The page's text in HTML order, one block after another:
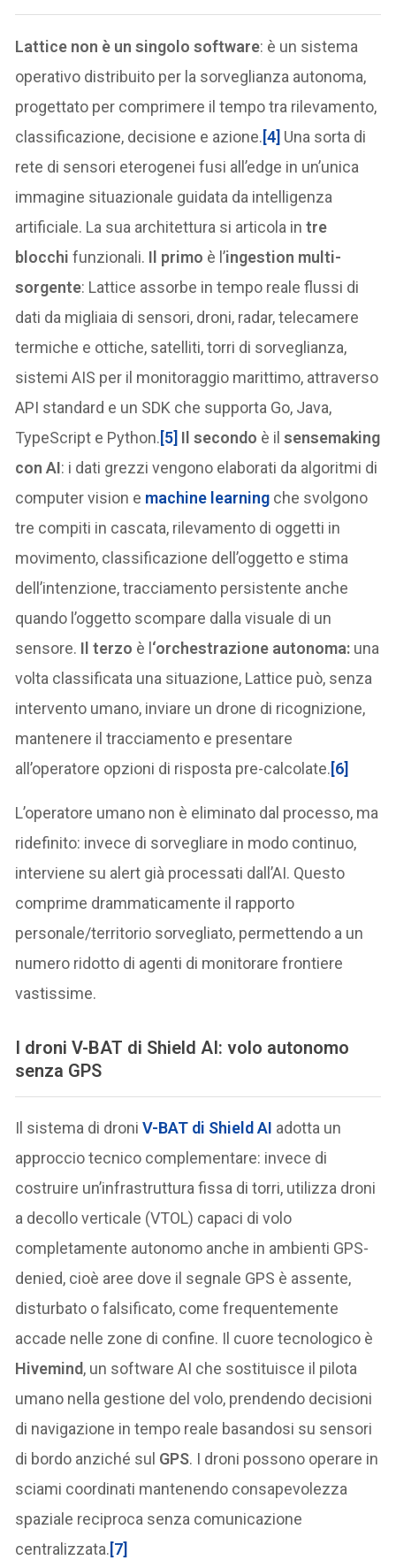
Lattice non è un singolo software: è un sistema
operativo distribuito per la sorveglianza autonoma,
progettato per comprimere il tempo tra rilevamento,
classificazione, decisione e azione.[4] Una sorta di
rete di sensori eterogenei fusi all’edge in un’unica
immagine situazionale guidata da intelligenza
artificiale. La sua architettura si articola intre
blocchi funzionali. Il primo è l’ingestion multi-
sorgente: Lattice assorbe in tempo reale flussi di
dati da migliaia di sensori, droni, radar, telecamere
termiche e ottiche, satelliti, torri di sorveglianza,
sistemi AIS per il monitoraggio marittimo, attraverso
API standard e un SDK che supporta Go, Java,
TypeScript e Python.[5] Il secondo è il sensemaking
con AI: i dati grezzi vengono elaborati da algoritmi di
computer vision e machine learning che svolgono
tre compiti in cascata, rilevamento di oggetti in
movimento, classificazione dell’oggetto e stima
dell’intenzione, tracciamento persistente anche
quando l’oggetto scompare dalla visuale di un
sensore. Il terzo è l‘orchestrazione autonoma: una
volta classificata una situazione, Lattice può, senza
intervento umano, inviare un drone di ricognizione,
mantenere il tracciamento e presentare
all’operatore opzioni di risposta pre-calcolate.[6]
L’operatore umano non è eliminato dal processo, ma
ridefinito: invece di sorvegliare in modo continuo,
interviene su alert già processati dall’AI. Questo
comprime drammaticamente il rapporto
personale/territorio sorvegliato, permettendo a un
numero ridotto di agenti di monitorare frontiere
vastissime.
I droni V-BAT di Shield AI: volo autonomo
senza GPS
Il sistema di droniV-BAT di Shield AI adotta un
approccio tecnico complementare: invece di
costruire un’infrastruttura fissa di torri, utilizza droni
a decollo verticale (VTOL) capaci di volo
completamente autonomo anche in ambienti GPS-
denied, cioè aree dove il segnale GPS è assente,
disturbato o falsificato, come frequentemente
accade nelle zone di confine. Il cuore tecnologico è
Hivemind, un software AI che sostituisce il pilota
umano nella gestione del volo, prendendo decisioni
di navigazione in tempo reale basandosi su sensori
di bordo anziché sul GPS. I droni possono operare in
sciami coordinati mantenendo consapevolezza
spaziale reciproca senza comunicazione
centralizzata.[7]